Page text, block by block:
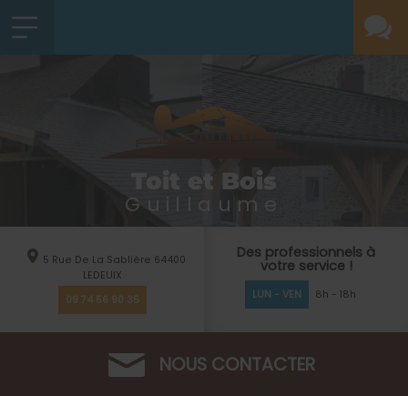
Toit et Bois
Guillaume
NOUS CONTACTER
5 Rue De La Sablière 64400
LEDEUIX
09 74 56 90 35
Des professionnels à
votre service !
LUN - VEN 8h - 18h